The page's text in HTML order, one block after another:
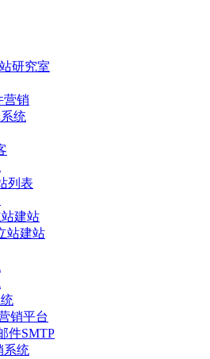
研究室
营销
统
列表
站建站
站建站
销平台
件SMTP
系统